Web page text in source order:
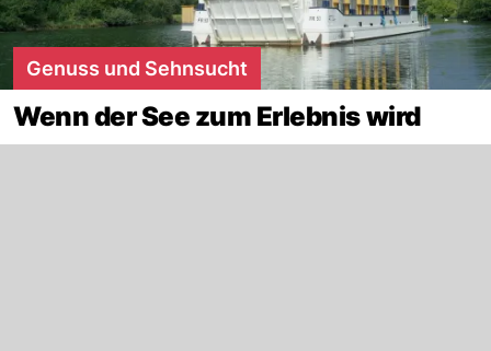
Genuss und Sehnsucht
Wenn der See zum Erlebnis wird